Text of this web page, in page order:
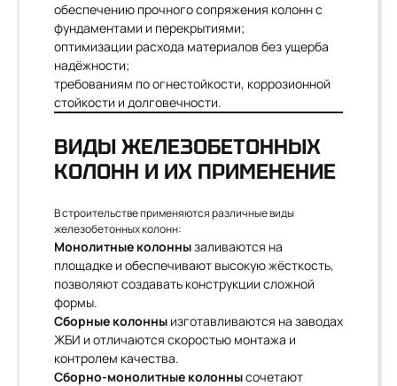
обеспечению прочного сопряжения колонн с
фундаментами и перекрытиями;
оптимизации расхода материалов без ущерба
надёжности;
требованиям по огнестойкости, коррозионной
стойкости и долговечности.
ВИДЫ ЖЕЛЕЗОБЕТОННЫХ
КОЛОНН И ИХ ПРИМЕНЕНИЕ
В строительстве применяются различные виды
железобетонных колонн:
Монолитные колоннызаливаются на
площадке и обеспечивают высокую жёсткость,
позволяют создавать конструкции сложной
формы.
Сборные колонны изготавливаются на заводах
ЖБИ и отличаются скоростью монтажа и
контролем качества.
Сборно-монолитные колоннысочетают